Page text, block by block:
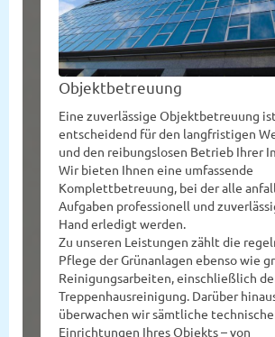
Objektbetreuung
Eine zuverlässige Objektbetreuung ist
entscheidend für den langfristigen
und den reibungslosen Betrieb Ihrer
Wir bieten Ihnen eine umfassende
Komplettbetreuung, bei der alle
Aufgaben professionell und
Hand erledigt werden.
Zu unseren Leistungen zählt die
Pflege der Grünanlagen ebenso wie
Reinigungsarbeiten, einschließlich
Treppenhausreinigung. Darüber
überwachen wir sämtliche
Einrichtungen Ihres Objekts – von